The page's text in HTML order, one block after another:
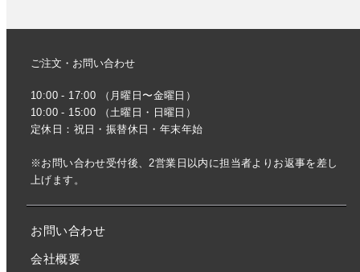
ご注文・お問い合わせ
10:00 - 17:00 （月曜日〜金曜日）
10:00 - 15:00 （土曜日・日曜日）
定休日：祝日・振替休日・年末年始
※お問い合わせ受付後、2営業日以内に担当者よりお返事を差し
上げます。
お問い合わせ
会社概要